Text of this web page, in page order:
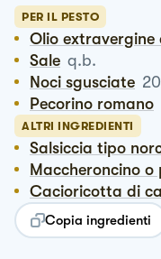
PER IL PESTO
Olio
Sale q.b.
Noci sgusciate
Pecorino romano
ALTRI INGREDIENTI
Salsiccia tipo
Maccheroncino
Cacioricotta di
Copia ingredienti